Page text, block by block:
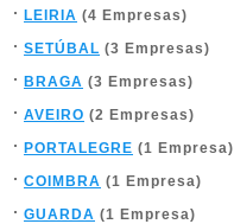
LEIRIA (4 Empresas)
SETÚBAL (3 Empresas)
BRAGA (3 Empresas)
AVEIRO (2 Empresas)
PORTALEGRE (1 Empresa)
COIMBRA (1 Empresa)
GUARDA (1 Empresa)